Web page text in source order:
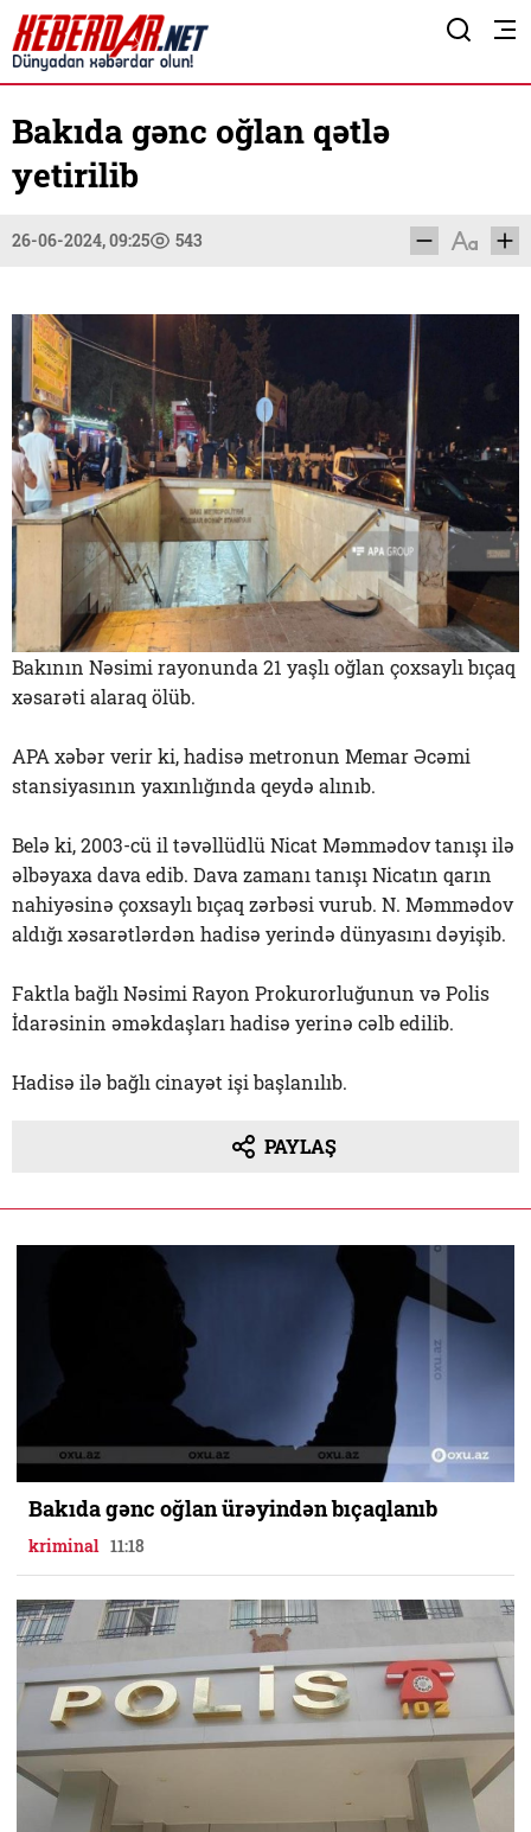
Bakıda gənc oğlan qətlə
yetirilib
26-06-2024, 09:25 543
Bakının Nəsimi rayonunda 21 yaşlı oğlan çoxsaylı bıçaq
xəsarəti alaraq ölüb.
APA xəbər verir ki, hadisə metronun Memar Əcəmi
stansiyasının yaxınlığında qeydə alınıb.
Belə ki, 2003-cü il təvəllüdlü Nicat Məmmədov tanışı ilə
əlbəyaxa dava edib. Dava zamanı tanışı Nicatın qarın
nahiyəsinə çoxsaylı bıçaq zərbəsi vurub. N. Məmmədov
aldığı xəsarətlərdən hadisə yerində dünyasını dəyişib.
Faktla bağlı Nəsimi Rayon Prokurorluğunun və Polis
İdarəsinin əməkdaşları hadisə yerinə cəlb edilib.
Hadisə ilə bağlı cinayət işi başlanılıb.
PAYLAŞ
Bakıda gənc oğlan ürəyindən bıçaqlanıb
kriminal 11:18